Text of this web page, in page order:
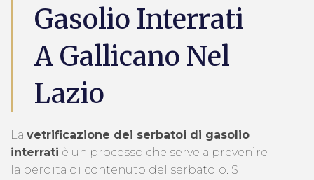
Gasolio Interrati
A Gallicano Nel
Lazio
La vetrificazione dei serbatoi di gasolio
interrati è un processo che serve a prevenire
la perdita di contenuto del serbatoio. Si